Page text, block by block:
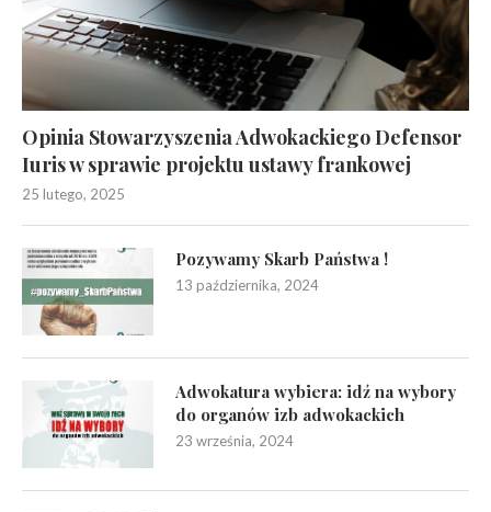
Opinia Stowarzyszenia Adwokackiego Defensor
Iuris w sprawie projektu ustawy frankowej
25 lutego, 2025
Pozywamy Skarb Państwa !
13 października, 2024
Adwokatura wybiera: idź na wybory
do organów izb adwokackich
23 września, 2024